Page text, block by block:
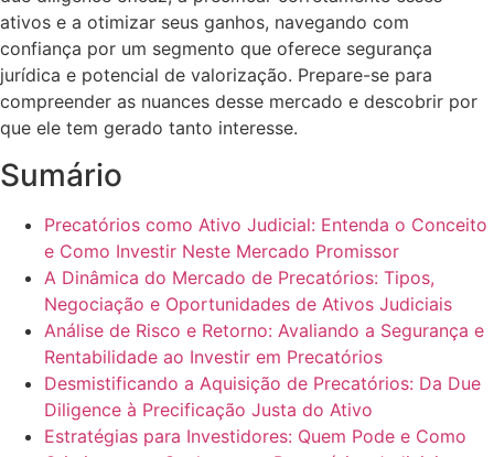
ativos e a otimizar seus ganhos, navegando com
confiança por um segmento que oferece segurança
jurídica e potencial de valorização. Prepare-se para
compreender as nuances desse mercado e descobrir por
que ele tem gerado tanto interesse.
Sumário
Precatórios como Ativo Judicial: Entenda o Conceito
e Como Investir Neste Mercado Promissor
A Dinâmica do Mercado de Precatórios: Tipos,
Negociação e Oportunidades de Ativos Judiciais
Análise de Risco e Retorno: Avaliando a Segurança e
Rentabilidade ao Investir em Precatórios
Desmistificando a Aquisição de Precatórios: Da Due
Diligence à Precificação Justa do Ativo
Estratégias para Investidores: Quem Pode e Como